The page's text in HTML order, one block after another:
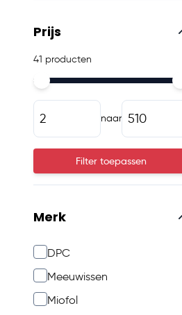
Prijs
41 producten
Minimal price
Maximum price
naar
Filter toepassen
Merk
DPC
Meeuwissen
Miofol